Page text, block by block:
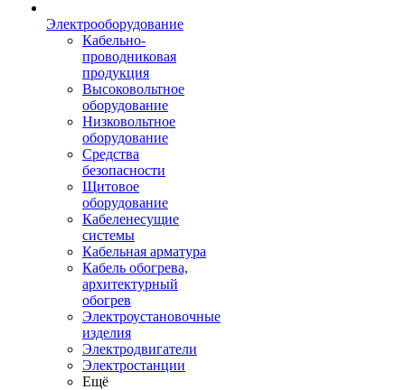
Электрооборудование
Кабельно-
проводниковая
продукция
Высоковольтное
оборудование
Низковольтное
оборудование
Средства
безопасности
Щитовое
оборудование
Кабеленесущие
системы
Кабельная арматура
Кабель обогрева,
архитектурный
обогрев
Электроустановочные
изделия
Электродвигатели
Электростанции
Ещё